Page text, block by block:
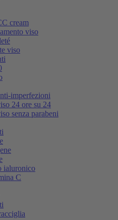
cream
viso
viso
imperfezioni
24 ore su 24
senza parabeni
ialuronico
C